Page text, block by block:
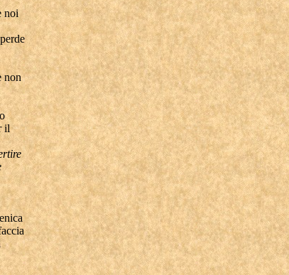
noi
non
il